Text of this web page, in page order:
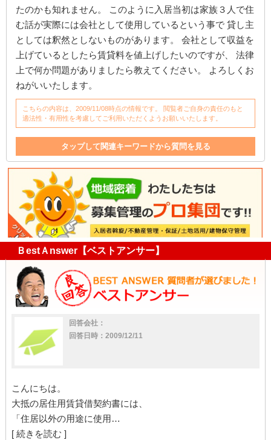
たのかも知れません。 このように入居当初は家族３人で住
む話が実際には会社として使用しているという事で 貸し主
としては釈然としないものがあります。 会社として収益を
上げているとしたら賃貸料を値上げしたいのですが、 法律
上で何か問題がありましたら教えてください。 よろしくお
ねがいいたします。
こちらの内容は、2009/11/08時点の情報です。 閲覧者ご自身の責任のもと
適法性・有用性を考慮してご利用いただくようお願いいたします。
タップして関連キーワードから質問を見る
不動産会社 賃貸契約 不動産 貸家 家
値上げ
入居
近所 一軒家 賃料値上げ
収益
親
ＢestＡnswer【ベストアンサー】
回答会社：
回答日時：2009/12/11
こんにちは。
大抵の居住用賃貸借契約書には、
「住居以外の用途に使用…
[ 続きを読む ]